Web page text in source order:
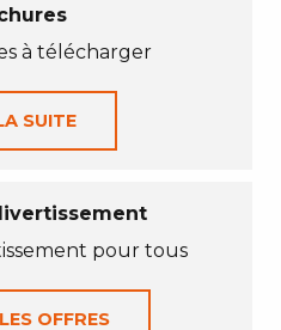
à télécharger
SUITE
pour tous
OFFRES